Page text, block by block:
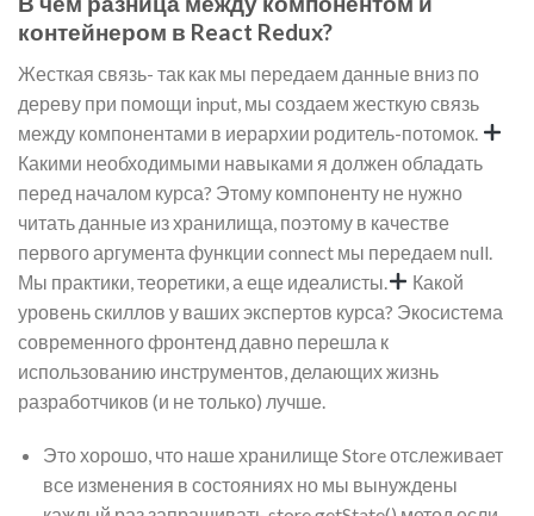
контейнером в React Redux?
Жесткая связь- так как мы передаем данные вниз по
дереву при помощи input, мы создаем жесткую связь
между компонентами в иерархии родитель-потомок.
Какими необходимыми навыками я должен обладать
перед началом курса? Этому компоненту не нужно
читать данные из хранилища, поэтому в качестве
первого аргумента функции connect мы передаем null.
Мы практики, теоретики, а еще идеалисты.
Какой
уровень скиллов у ваших экспертов курса? Экосистема
современного фронтенд давно перешла к
использованию инструментов, делающих жизнь
разработчиков (и не только) лучше.
Это хорошо, что наше хранилище Store отслеживает
все изменения в состояниях но мы вынуждены